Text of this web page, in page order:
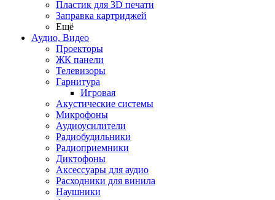
Пластик для 3D печати
Заправка картриджей
Ещё
Аудио, Видео
Проекторы
ЖК панели
Телевизоры
Гарнитура
Игровая
Акустические системы
Микрофоны
Аудиоусилители
Радиобудильники
Радиоприемники
Диктофоны
Аксессуары для аудио
Расходники для винила
Наушники